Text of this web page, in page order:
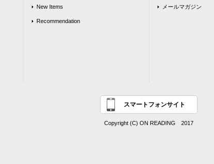
New Items
Recommendation
メールマガジン
スマートフォンサイト
Copyright (C) ON READING 2017